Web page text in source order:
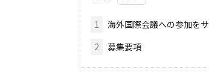
1
海外国際会議への参加を
2
募集要項